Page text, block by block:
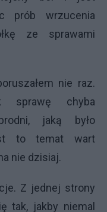
prób wrzucenia
ze sprawami
nie raz.
sprawę chyba
jaką było
to temat wart
nie dzisiaj.
Z jednej strony
tak, jakby niemal